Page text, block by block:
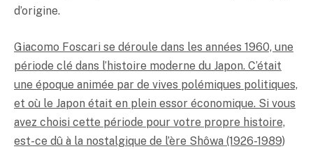
d’origine.
Giacomo Foscari se déroule dans les années 1960, une
période clé dans l’histoire moderne du Japon. C’était
une époque animée par de vives polémiques politiques,
et où le Japon était en plein essor économique. Si vous
avez choisi cette période pour votre propre histoire,
est-ce dû à la nostalgique de l’ère Shôwa (1926-1989)